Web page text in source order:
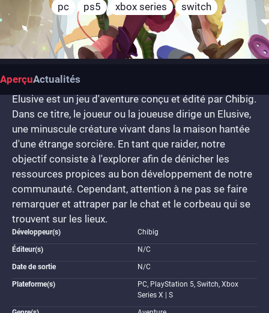
pc ps5 xbox series switch
AperçuActualités
Elusive est un jeu d'aventure conçu et édité par Chibig.
Dans ce titre, le joueur ou la joueuse dirige un Elusive,
une minuscule créature vivant dans la maison hantée
d'une étrange sorcière. En tant que raider, notre
objectif consiste à l'explorer afin de dénicher les
ressources propices au bon développement de notre
communauté. Cependant, attention à ne pas se faire
remarquer et attraper par le chat et le corbeau qui se
trouvent sur les lieux.
Développeur(s) Chibig
Éditeur(s) N/C
Date de sortie N/C
Plateforme(s)
PC, PlayStation 5, Switch, Xbox
Series X | S